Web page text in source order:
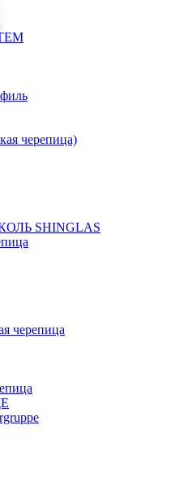
черепица)
SHINGLAS
черепица